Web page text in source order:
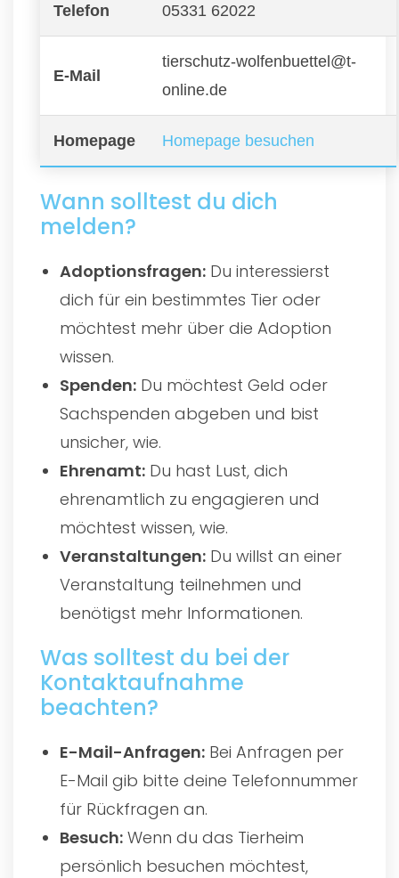
Telefon 05331 62022
E-Mail
tierschutz-wolfenbuettel@t-
online.de
Homepage Homepage besuchen
Wann solltest du dich
melden?
Adoptionsfragen: Du interessierst
dich für ein bestimmtes Tier oder
möchtest mehr über die Adoption
wissen.
Spenden: Du möchtest Geld oder
Sachspenden abgeben und bist
unsicher, wie.
Ehrenamt: Du hast Lust, dich
ehrenamtlich zu engagieren und
möchtest wissen, wie.
Veranstaltungen: Du willst an einer
Veranstaltung teilnehmen und
benötigst mehr Informationen.
Was solltest du bei der
Kontaktaufnahme
beachten?
E-Mail-Anfragen: Bei Anfragen per
E-Mail gib bitte deine Telefonnummer
für Rückfragen an.
Besuch: Wenn du das Tierheim
persönlich besuchen möchtest,